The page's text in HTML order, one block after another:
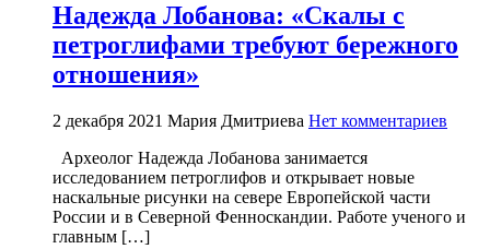
Надежда Лобанова: «Скалы с
петроглифами требуют бережного
отношения»
2 декабря 2021 Мария Дмитриева Нет комментариев
Археолог Надежда Лобанова занимается
исследованием петроглифов и открывает новые
наскальные рисунки на севере Европейской части
России и в Северной Фенноскандии. Работе ученого и
главным […]